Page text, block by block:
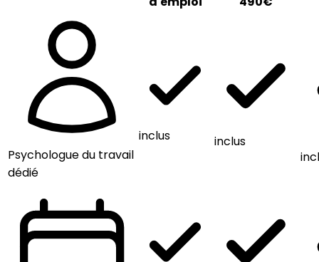
Psychologue du travail
dédié
inclus
inclus